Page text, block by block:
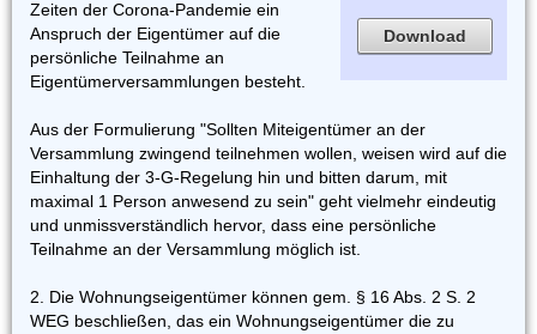
Download
Zeiten der Corona-Pandemie ein
Anspruch der Eigentümer auf die
persönliche Teilnahme an
Eigentümerversammlungen besteht.
Aus der Formulierung "Sollten Miteigentümer an der
Versammlung zwingend teilnehmen wollen, weisen wird auf die
Einhaltung der 3-G-Regelung hin und bitten darum, mit
maximal 1 Person anwesend zu sein" geht vielmehr eindeutig
und unmissverständlich hervor, dass eine persönliche
Teilnahme an der Versammlung möglich ist.
2. Die Wohnungseigentümer können gem. § 16 Abs. 2 S. 2
WEG beschließen, das ein Wohnungseigentümer die zu